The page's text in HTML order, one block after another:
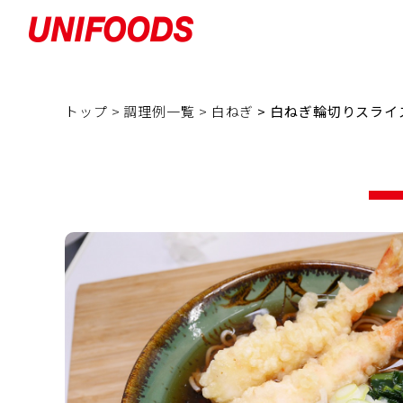
トップ > 調理例一覧 > 白ねぎ > 白ねぎ輪切りスラ